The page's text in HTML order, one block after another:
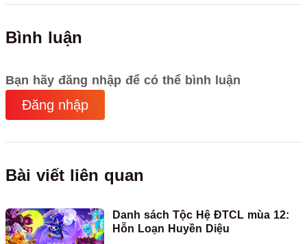
Bình luận
Bạn hãy đăng nhập để có thể bình luận
Đăng nhập
Bài viết liên quan
Danh sách Tộc Hệ ĐTCL mùa 12:
Hỗn Loạn Huyền Diệu